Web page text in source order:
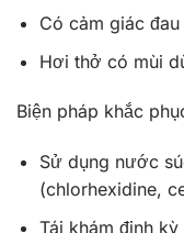
Có cảm giác
Hơi thở có mùi
Biện pháp khắc
Sử dụng nước
(chlorhexidine,
Tái khám định